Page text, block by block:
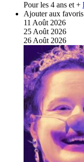
Pour les 4 ans et +
Ajouter aux favoris
11 Août 2026
25 Août 2026
26 Août 2026